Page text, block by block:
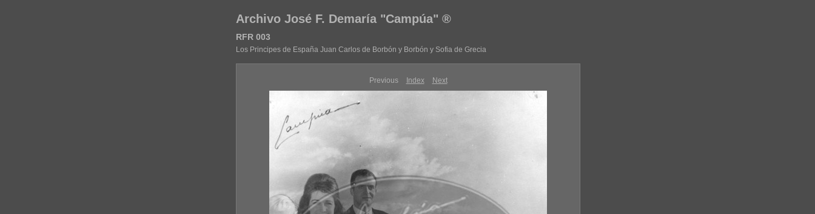
Archivo José F. Demaría "Campúa" ®
RFR 003
Los Principes de España Juan Carlos de Borbón y Borbón y Sofia de Grecia
Previous Index Next